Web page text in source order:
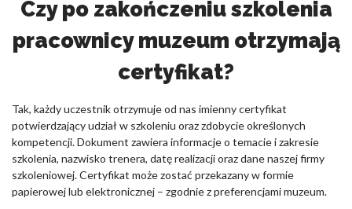
Czy po zakończeniu szkolenia
pracownicy muzeum otrzymają
certyfikat?
Tak, każdy uczestnik otrzymuje od nas imienny certyfikat
potwierdzający udział w szkoleniu oraz zdobycie określonych
kompetencji. Dokument zawiera informacje o temacie i zakresie
szkolenia, nazwisko trenera, datę realizacji oraz dane naszej firmy
szkoleniowej. Certyfikat może zostać przekazany w formie
papierowej lub elektronicznej – zgodnie z preferencjami muzeum.